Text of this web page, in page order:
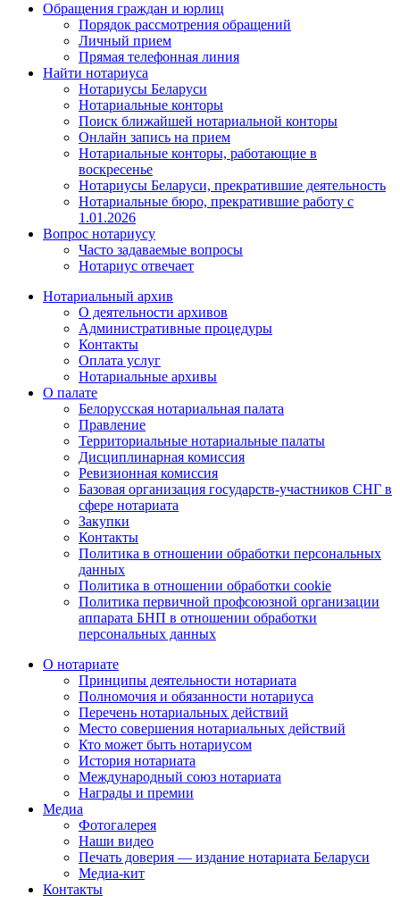
Обращения граждан и юрлиц
Порядок рассмотрения обращений
Личный прием
Прямая телефонная линия
Найти нотариуса
Нотариусы Беларуси
Нотариальные конторы
Поиск ближайшей нотариальной конторы
Онлайн запись на прием
Нотариальные конторы, работающие в
воскресенье
Нотариусы Беларуси, прекратившие деятельность
Нотариальные бюро, прекратившие работу с
1.01.2026
Вопрос нотариусу
Часто задаваемые вопросы
Нотариус отвечает
Нотариальный архив
О деятельности архивов
Административные процедуры
Контакты
Оплата услуг
Нотариальные архивы
О палате
Белорусская нотариальная палата
Правление
Территориальные нотариальные палаты
Дисциплинарная комиссия
Ревизионная комиссия
Базовая организация государств-участников СНГ в
сфере нотариата
Закупки
Контакты
Политика в отношении обработки персональных
данных
Политика в отношении обработки cookie
Политика первичной профсоюзной организации
аппарата БНП в отношении обработки
персональных данных
О нотариате
Принципы деятельности нотариата
Полномочия и обязанности нотариуса
Перечень нотариальных действий
Место совершения нотариальных действий
Кто может быть нотариусом
История нотариата
Международный союз нотариата
Награды и премии
Медиа
Фотогалерея
Наши видео
Печать доверия — издание нотариата Беларуси
Медиа-кит
Контакты